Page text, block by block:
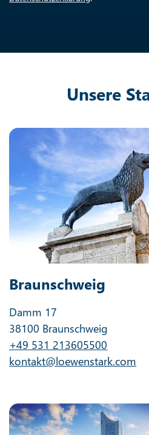
Unsere
Braunschweig
Damm 17
38100 Braunschweig
+49 531 213605500
kontakt@loewenstark.com